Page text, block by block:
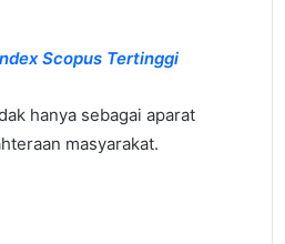
Scopus Tertinggi
hanya sebagai aparat
masyarakat.